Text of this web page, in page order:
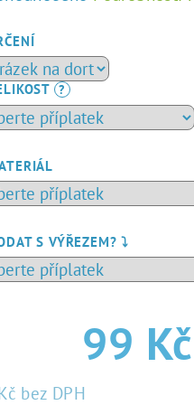
?
S VÝŘEZEM? ⤵️
99 Kč
bez DPH